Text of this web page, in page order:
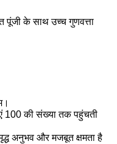
पूंजी के साथ उच्च गुणवत्ता
100 की संख्या तक पहुंचती
अनुभव और मजबूत क्षमता है